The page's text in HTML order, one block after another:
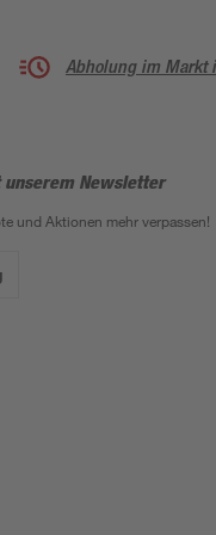
Abholung im Markt
Newsletter
und Aktionen mehr verpassen!